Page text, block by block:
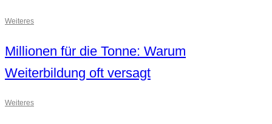
Weiteres
Millionen für die Tonne: Warum
Weiterbildung oft versagt
Weiteres